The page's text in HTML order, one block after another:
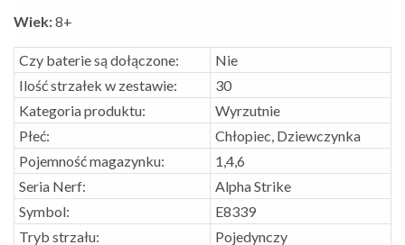
Wiek:8+
Czy baterie są dołączone:
Nie
Ilość strzałek w zestawie:
30
Kategoria produktu:
Wyrzutnie
Płeć:
Chłopiec, Dziewczynka
Pojemność magazynku:
1,4,6
Seria Nerf:
Alpha Strike
Symbol:
E8339
Tryb strzału:
Pojedynczy